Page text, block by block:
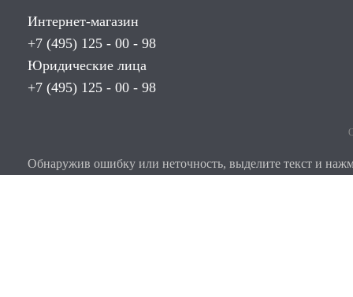
Интернет-магазин
+7 (495) 125 - 00 - 98
Юридические лица
+7 (495) 125 - 00 - 98
Обнаружив ошибку или неточность, выделите текст и